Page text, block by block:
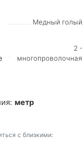
Медный голый
2 -
многопроволочная
метр
с близкими: